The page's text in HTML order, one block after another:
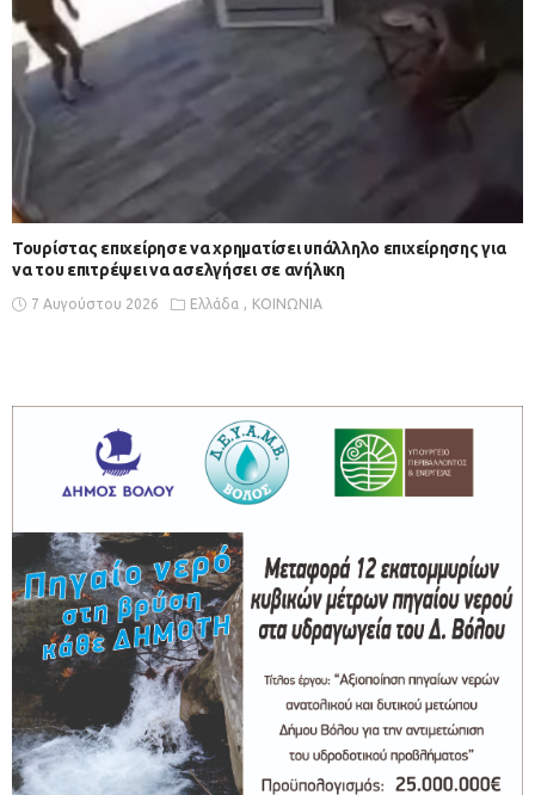
Τουρίστας επιχείρησε να χρηματίσει υπάλληλο επιχείρησης για
να του επιτρέψει να ασελγήσει σε ανήλικη
7 Αυγούστου 2026 Ελλάδα ΚΟΙΝΩΝΙΑ